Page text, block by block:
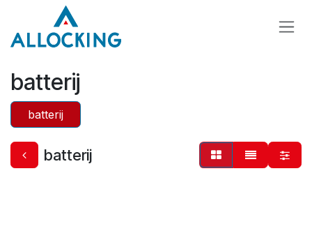
Overslaan naar inhoud
batterij
batterij
batterij